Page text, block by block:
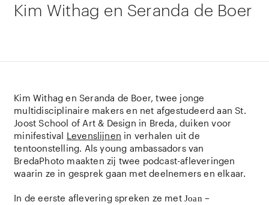
Kim Withag en Seranda de Boer
Kim Withag en Seranda de Boer, twee jonge
multidisciplinaire makers en net afgestudeerd aan St.
Joost School of Art & Design in Breda, duiken voor
minifestival Levenslijnen in verhalen uit de
tentoonstelling. Als young ambassadors van
BredaPhoto maakten zij twee podcast-afleveringen
waarin ze in gesprek gaan met deelnemers en elkaar.
In de eerste aflevering spreken ze metJoan –